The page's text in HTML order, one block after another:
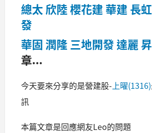
總太 欣陸櫻花建 華建 長虹
發
華固潤隆三地開發達麗
章...
今天要來分享的是營建股- 上曜(1316)
訊
本篇文章是回應網友Leo的問題